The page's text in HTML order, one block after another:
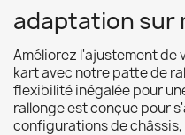
adaptation sur
Améliorez l'ajustement de
kart avec notre patte de
flexibilité inégalée pour
rallonge est conçue pour
configurations de